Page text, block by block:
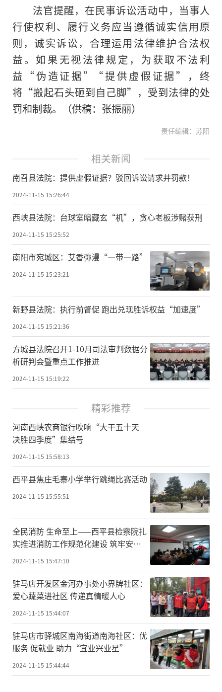
法官提醒，在民事诉讼活动中，当事人
行使权利、履行义务应当遵循诚实信用原
则，诚实诉讼，合理运用法律维护合法权
益。如果无视法律规定，为获取不法利
益“伪造证据”“提供虚假证据”，终
将“搬起石头砸到自己脚”，受到法律的处
罚和制裁。（供稿：张振丽）
责任编辑：苏阳
相关新闻
南召县法院：提供虚假证据？驳回诉讼请求并罚款！
2024-11-15 15:26:44
西峡县法院：台球室暗藏玄“机”，贪心老板涉赌获刑
2024-11-15 15:25:52
南阳市宛城区：艾香弥漫“一带一路”
2024-11-15 15:23:21
新野县法院：执行前督促 跑出兑现胜诉权益“加速度”
2024-11-15 15:21:36
方城县法院召开1-10月司法审判数据分
析研判会暨重点工作推进
2024-11-15 15:19:22
精彩推荐
河南西峡农商银行吹响“大干五十天
决胜四季度”集结号
2024-11-15 15:58:13
​西平县焦庄毛寨小学举行跳绳比赛活动
2024-11-15 15:55:51
​全民消防 生命至上——西平县检察院扎
实推进消防工作规范化建设 筑牢安全
防火墙
2024-11-15 15:47:10
驻马店开发区金河办事处小界牌社区：
爱心蔬菜进社区 传递真情暖人心
2024-11-15 15:44:07
驻马店市驿城区南海街道南海社区：优
服务 促就业 助力“宜业兴业星”
2024-11-15 15:44:44